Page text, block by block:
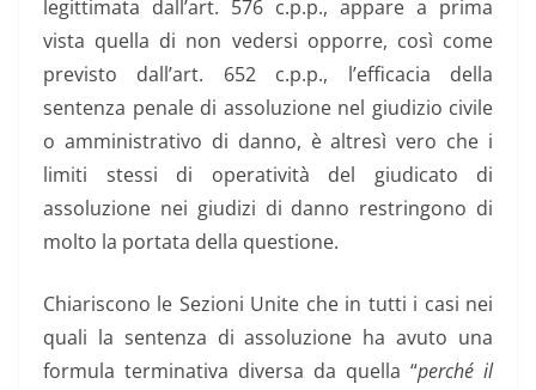
legittimata dall’art. 576 c.p.p., appare a prima
vista quella di non vedersi opporre, così come
previsto dall’art. 652 c.p.p., l’efficacia della
sentenza penale di assoluzione nel giudizio civile
o amministrativo di danno, è altresì vero che i
limiti stessi di operatività del giudicato di
assoluzione nei giudizi di danno restringono di
molto la portata della questione.
Chiariscono le Sezioni Unite che in tutti i casi nei
quali la sentenza di assoluzione ha avuto una
formula terminativa diversa da quella “perché il